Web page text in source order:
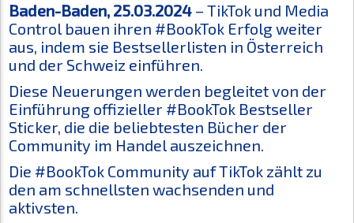
Baden-Baden, 25.03.2024 – TikTok und Media
Control bauen ihren #BookTok Erfolg weiter
aus, indem sie Bestsellerlisten in Österreich
und der Schweiz einführen.
Diese Neuerungen werden begleitet von der
Einführung offizieller #BookTok Bestseller
Sticker, die die beliebtesten Bücher der
Community im Handel auszeichnen.
Die #BookTok Community auf TikTok zählt zu
den am schnellsten wachsenden und
aktivsten.